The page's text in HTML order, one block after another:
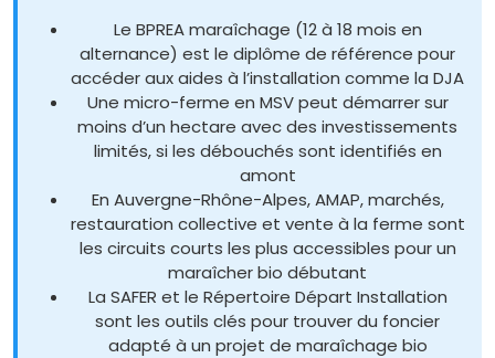
Le BPREA maraîchage (12 à 18 mois en
alternance) est le diplôme de référence pour
accéder aux aides à l’installation comme la DJA
Une micro-ferme en MSV peut démarrer sur
moins d’un hectare avec des investissements
limités, si les débouchés sont identifiés en
amont
En Auvergne-Rhône-Alpes, AMAP, marchés,
restauration collective et vente à la ferme sont
les circuits courts les plus accessibles pour un
maraîcher bio débutant
La SAFER et le Répertoire Départ Installation
sont les outils clés pour trouver du foncier
adapté à un projet de maraîchage bio